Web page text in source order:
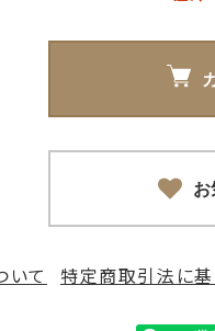
いて 特定商取引法に